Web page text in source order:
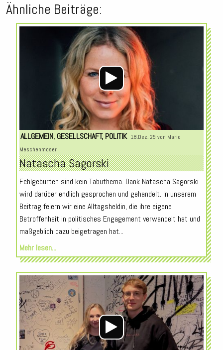
Ähnliche Beiträge:
Audio-
Player
ALLGEMEIN, GESELLSCHAFT, POLITIK 18.Dez. 25 von Mario
Meschenmoser
Natascha Sagorski
Fehlgeburten sind kein Tabuthema. Dank Natascha Sagorski
wird darüber endlich gesprochen und gehandelt. In unserem
Beitrag feiern wir eine Alltagsheldin, die ihre eigene
Betroffenheit in politisches Engagement verwandelt hat und
maßgeblich dazu beigetragen hat...
Mehr lesen...
Audio-
Player